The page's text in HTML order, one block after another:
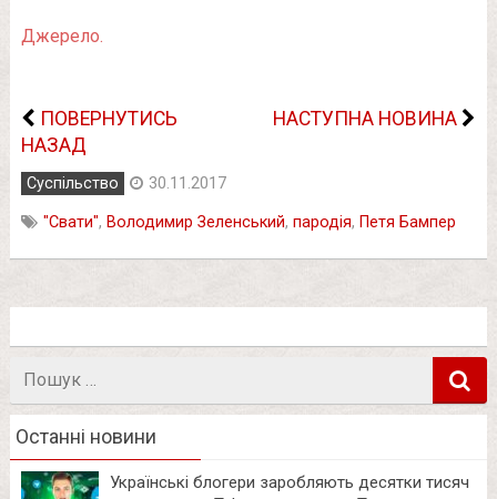
Джерело.
ПОВЕРНУТИСЬ
НАЗАД
НАСТУПНА НОВИНА
Суспільство 30.11.2017
"Свати", Володимир Зеленський, пародія, Петя Бампер
Останні новини
Українські блогери заробляють десятки тисяч